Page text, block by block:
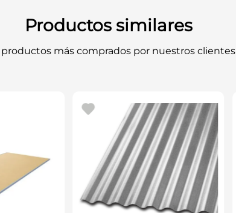
Productos similares
productos más comprados por nuestros clientes